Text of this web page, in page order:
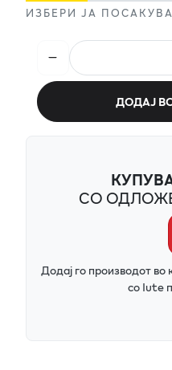
ИЗБЕРИ ЈА
ДОДАЈ
СО
Додај го производот
со Iute